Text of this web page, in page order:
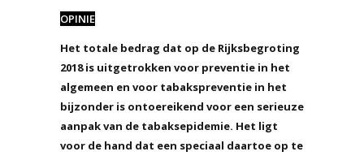
OPINIE
Het totale bedrag dat op de Rijksbegroting
2018 is uitgetrokken voor preventie in het
algemeen en voor tabakspreventie in het
bijzonder is ontoereikend voor een serieuze
aanpak van de tabaksepidemie. Het ligt
voor de hand dat een speciaal daartoe op te